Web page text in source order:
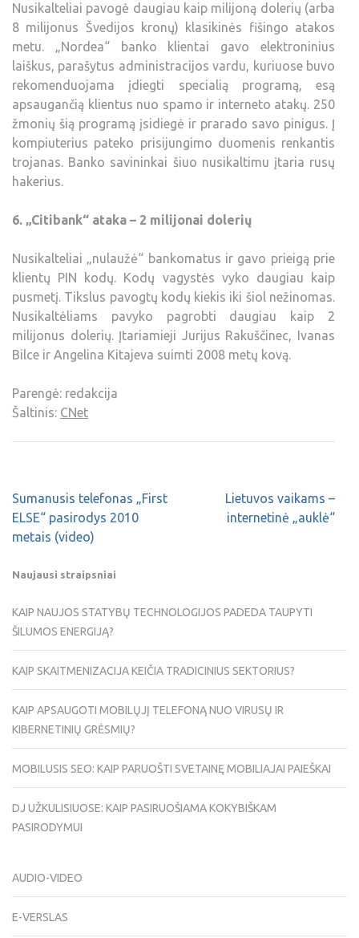
Nusikalteliai pavogė daugiau kaip milijoną dolerių (arba
8 milijonus Švedijos kronų) klasikinės fišingo atakos
metu. „Nordea“ banko klientai gavo elektroninius
laiškus, parašytus administracijos vardu, kuriuose buvo
rekomenduojama įdiegti specialią programą, esą
apsaugančią klientus nuo spamo ir interneto atakų. 250
žmonių šią programą įsidiegė ir prarado savo pinigus. Į
kompiuterius pateko prisijungimo duomenis renkantis
trojanas. Banko savininkai šiuo nusikaltimu įtaria rusų
hakerius.
6. „Citibank“ ataka – 2 milijonai dolerių
Nusikalteliai „nulaužė“ bankomatus ir gavo prieigą prie
klientų PIN kodų. Kodų vagystės vyko daugiau kaip
pusmetį. Tikslus pavogtų kodų kiekis iki šiol nežinomas.
Nusikaltėliams pavyko pagrobti daugiau kaip 2
milijonus dolerių. Įtariamieji Jurijus Rakuščinec, Ivanas
Bilce ir Angelina Kitajeva suimti 2008 metų kovą.
Parengė: redakcija
Šaltinis: CNet
Sumanusis telefonas „First
ELSE“ pasirodys 2010
metais (video)
Lietuvos vaikams –
internetinė „auklė“
Naujausi straipsniai
KAIP NAUJOS STATYBŲ TECHNOLOGIJOS PADEDA TAUPYTI
ŠILUMOS ENERGIJĄ?
KAIP SKAITMENIZACIJA KEIČIA TRADICINIUS SEKTORIUS?
KAIP APSAUGOTI MOBILŲJĮ TELEFONĄ NUO VIRUSŲ IR
KIBERNETINIŲ GRĖSMIŲ?
MOBILUSIS SEO: KAIP PARUOŠTI SVETAINĘ MOBILIAJAI PAIEŠKAI
DJ UŽKULISIUOSE: KAIP PASIRUOŠIAMA KOKYBIŠKAM
PASIRODYMUI
AUDIO-VIDEO
E-VERSLAS